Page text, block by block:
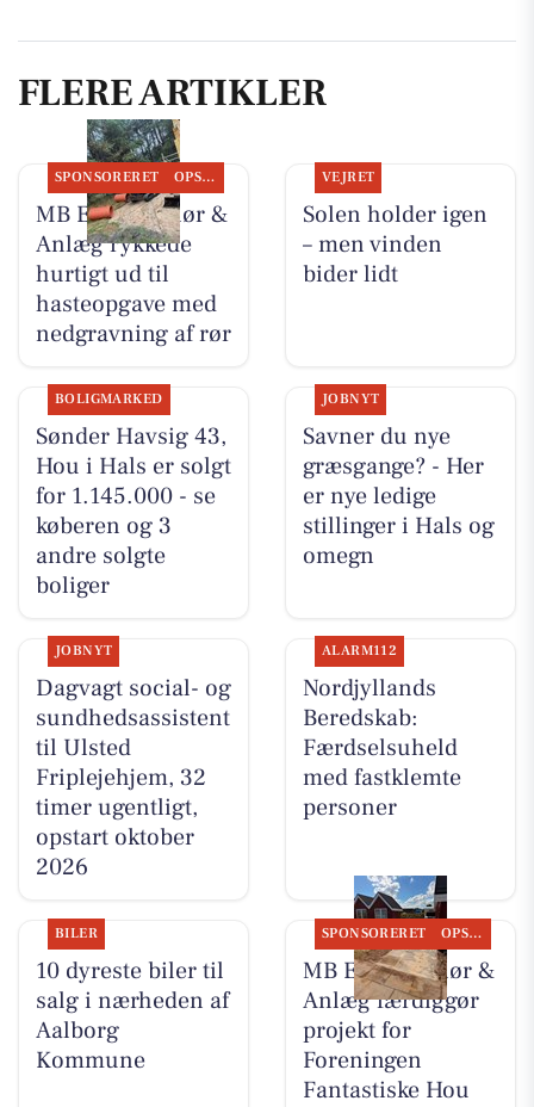
FLERE ARTIKLER
SPONSORERET OPSLAGSTAVLEN
MB Entreprenør &
Anlæg rykkede
hurtigt ud til
hasteopgave med
nedgravning af rør
VEJRET
Solen holder igen
– men vinden
bider lidt
BOLIGMARKED
Sønder Havsig 43,
Hou i Hals er solgt
for 1.145.000 - se
køberen og 3
andre solgte
boliger
JOBNYT
Savner du nye
græsgange? - Her
er nye ledige
stillinger i Hals og
omegn
JOBNYT
Dagvagt social- og
sundhedsassistent
til Ulsted
Friplejehjem, 32
timer ugentligt,
opstart oktober
2026
ALARM112
Nordjyllands
Beredskab:
Færdselsuheld
med fastklemte
personer
BILER
10 dyreste biler til
salg i nærheden af
Aalborg
Kommune
SPONSORERET OPSLAGSTAVLEN
MB Entreprenør &
Anlæg færdiggør
projekt for
Foreningen
Fantastiske Hou